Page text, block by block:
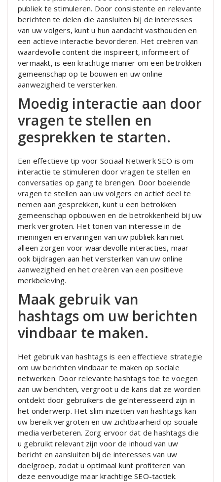
publiek te stimuleren. Door consistente en relevante
berichten te delen die aansluiten bij de interesses
van uw volgers, kunt u hun aandacht vasthouden en
een actieve interactie bevorderen. Het creëren van
waardevolle content die inspireert, informeert of
vermaakt, is een krachtige manier om een betrokken
gemeenschap op te bouwen en uw online
aanwezigheid te versterken.
Moedig interactie aan door
vragen te stellen en
gesprekken te starten.
Een effectieve tip voor Sociaal Netwerk SEO is om
interactie te stimuleren door vragen te stellen en
conversaties op gang te brengen. Door boeiende
vragen te stellen aan uw volgers en actief deel te
nemen aan gesprekken, kunt u een betrokken
gemeenschap opbouwen en de betrokkenheid bij uw
merk vergroten. Het tonen van interesse in de
meningen en ervaringen van uw publiek kan niet
alleen zorgen voor waardevolle interacties, maar
ook bijdragen aan het versterken van uw online
aanwezigheid en het creëren van een positieve
merkbeleving.
Maak gebruik van
hashtags om uw berichten
vindbaar te maken.
Het gebruik van hashtags is een effectieve strategie
om uw berichten vindbaar te maken op sociale
netwerken. Door relevante hashtags toe te voegen
aan uw berichten, vergroot u de kans dat ze worden
ontdekt door gebruikers die geïnteresseerd zijn in
het onderwerp. Het slim inzetten van hashtags kan
uw bereik vergroten en uw zichtbaarheid op sociale
media verbeteren. Zorg ervoor dat de hashtags die
u gebruikt relevant zijn voor de inhoud van uw
bericht en aansluiten bij de interesses van uw
doelgroep, zodat u optimaal kunt profiteren van
deze eenvoudige maar krachtige SEO-tactiek.